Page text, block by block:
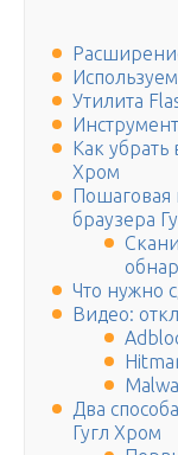
Утилита
Как
Хром
Пошаговая
браузера
Что нужно
Видео:
Два
Гугл Хром